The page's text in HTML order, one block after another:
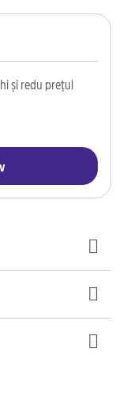
și redu prețul